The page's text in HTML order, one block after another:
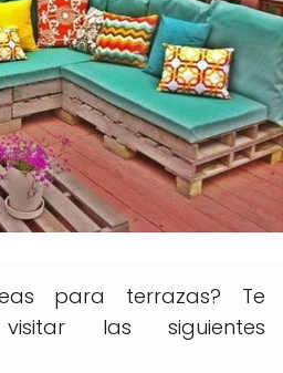
para terrazas? Te
visitar las siguientes